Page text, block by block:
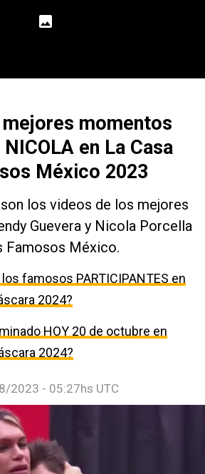
mejores momentos
en La Casa
México 2023
los videos de los mejores
Guevera y Nicola Porcella
Famosos México.
famosos PARTICIPANTES en
2024?
HOY 20 de octubre en
2024?
2023 - 05:27hs UTC